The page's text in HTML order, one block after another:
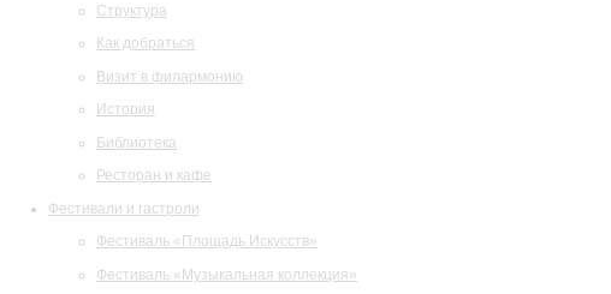
Структура
Как добраться
Визит в филармонию
История
Библиотека
Ресторан и кафе
Фестивали и гастроли
Фестиваль «Площадь Искусств»
Фестиваль «Музыкальная коллекция»